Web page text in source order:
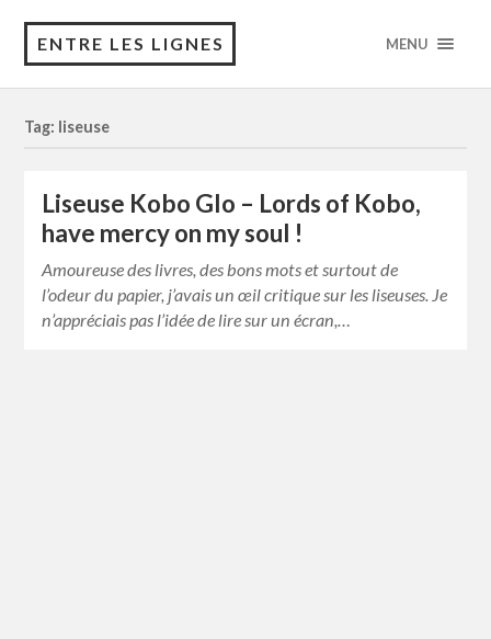
ENTRE LES LIGNES MENU
Tag: liseuse
Liseuse Kobo Glo – Lords of Kobo,
have mercy on my soul !
Amoureuse des livres, des bons mots et surtout de
l’odeur du papier, j’avais un œil critique sur les liseuses. Je
n’appréciais pas l’idée de lire sur un écran,…